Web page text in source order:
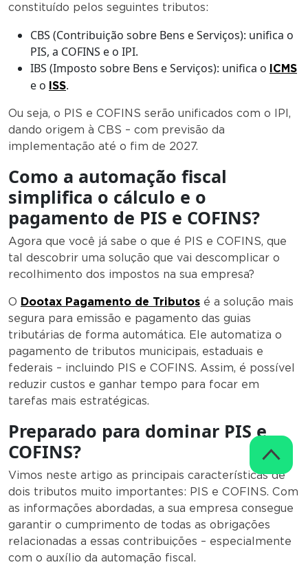
constituído pelos seguintes tributos:
CBS (Contribuição sobre Bens e Serviços): unifica o
PIS, a COFINS e o IPI.
IBS (Imposto sobre Bens e Serviços): unifica o ICMS
e o ISS.
Ou seja, o PIS e COFINS serão unificados com o IPI,
dando origem à CBS – com previsão da
implementação até o fim de 2027.
Como a automação fiscal
simplifica o cálculo e o
pagamento de PIS e COFINS?
Agora que você já sabe o que é PIS e COFINS, que
tal descobrir uma solução que vai descomplicar o
recolhimento dos impostos na sua empresa?
O Dootax Pagamento de Tributos é a solução mais
segura para emissão e pagamento das guias
tributárias de forma automática. Ele automatiza o
pagamento de tributos municipais, estaduais e
federais – incluindo PIS e COFINS. Assim, é possível
reduzir custos e ganhar tempo para focar em
tarefas mais estratégicas.
Preparado para dominar PIS e
COFINS?
Vimos neste artigo as principais características de
dois tributos muito importantes: PIS e COFINS. Com
as informações abordadas, a sua empresa consegue
garantir o cumprimento de todas as obrigações
relacionadas a essas contribuições – especialmente
com o auxílio da automação fiscal.